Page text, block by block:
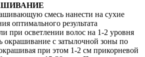
смесь нанести на сухие
оптимального результата
при осветлении волос на 1-2 уровня
окрашивание с затылочной зоны по
при этом 1-2 см прикорневой